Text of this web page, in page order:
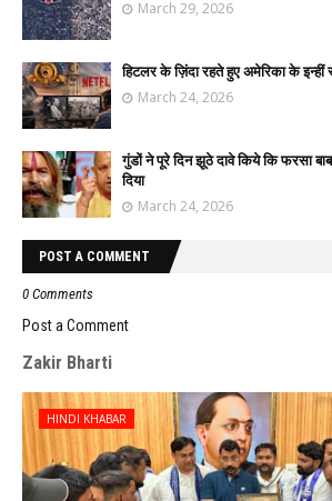
March 29, 2026
हिटलर के ज़िंदा रहते हुए अमेरिका के इन्हीं
March 24, 2026
गुंडों ने पूरे दिन झूठे दावे किये कि फरसा
दिया
March 24, 2026
POST A COMMENT
0 Comments
Post a Comment
Zakir Bharti
HINDI KHABAR